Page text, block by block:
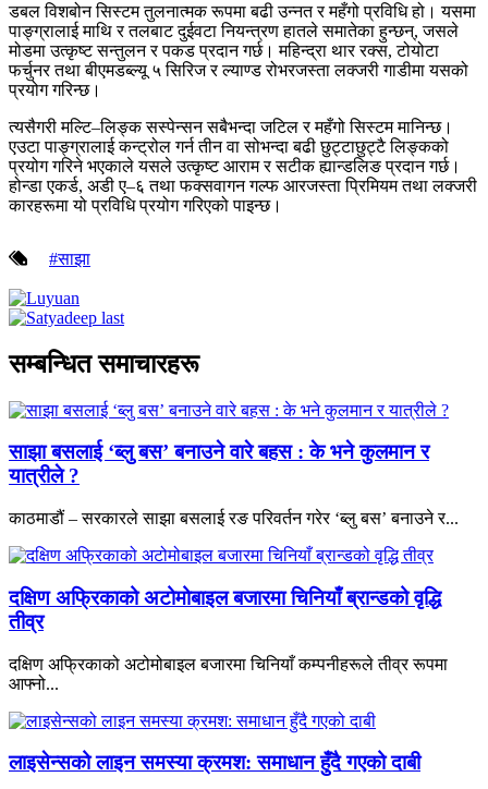
डबल विशबोन सिस्टम तुलनात्मक रूपमा बढी उन्नत र महँगो प्रविधि हो। यसमा
पाङ्ग्रालाई माथि र तलबाट दुईवटा नियन्त्रण हातले समातेका हुन्छन्, जसले
मोडमा उत्कृष्ट सन्तुलन र पकड प्रदान गर्छ। महिन्द्रा थार रक्स, टोयोटा
फर्चुनर तथा बीएमडब्ल्यू ५ सिरिज र ल्याण्ड रोभरजस्ता लक्जरी गाडीमा यसको
प्रयोग गरिन्छ।
त्यसैगरी मल्टि–लिङ्क सस्पेन्सन सबैभन्दा जटिल र महँगो सिस्टम मानिन्छ।
एउटा पाङ्ग्रालाई कन्ट्रोल गर्न तीन वा सोभन्दा बढी छुट्टाछुट्टै लिङ्कको
प्रयोग गरिने भएकाले यसले उत्कृष्ट आराम र सटीक ह्यान्डलिङ प्रदान गर्छ।
होन्डा एकर्ड, अडी ए–६ तथा फक्सवागन गल्फ आरजस्ता प्रिमियम तथा लक्जरी
कारहरूमा यो प्रविधि प्रयोग गरिएको पाइन्छ।
#साझा
सम्बन्धित समाचारहरू
साझा बसलाई ‘ब्लु बस’ बनाउने वारे बहस : के भने कुलमान र
यात्रीले ?
काठमाडौं – सरकारले साझा बसलाई रङ परिवर्तन गरेर ‘ब्लु बस’ बनाउने र...
दक्षिण अफ्रिकाको अटोमोबाइल बजारमा चिनियाँ ब्रान्डको वृद्धि
तीव्र
दक्षिण अफ्रिकाको अटोमोबाइल बजारमा चिनियाँ कम्पनीहरूले तीव्र रूपमा
आफ्नो...
लाइसेन्सको लाइन समस्या क्रमश: समाधान हुँदै गएको दाबी